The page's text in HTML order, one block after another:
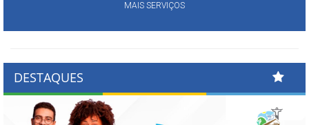
MAIS SERVIÇOS
DESTAQUES